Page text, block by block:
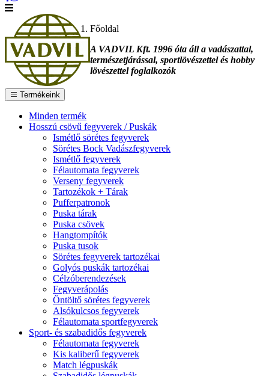
Termékeink
Minden termék
Hosszú csövű fegyverek / Puskák
Ismétlő sörétes fegyverek
Sörétes Bock Vadászfegyverek
Ismétlő fegyverek
Félautomata fegyverek
Verseny fegyverek
Tartozékok + Tárak
Pufferpatronok
Puska tárak
Puska csövek
Hangtompítók
Puska tusok
Sörétes fegyverek tartozékai
Golyós puskák tartozékai
Célzóberendezések
Fegyverápolás
Öntöltő sörétes fegyverek
Alsókulcsos fegyverek
Félautomata sportfegyverek
Sport- és szabadidős fegyverek
Félautomata fegyverek
Kis kaliberű fegyverek
Match légpuskák
Főoldal
A VADVIL Kft. 1996 óta áll a vadászattal,
természetjárással, sportlövészettel és hobby
lövészettel foglalkozók